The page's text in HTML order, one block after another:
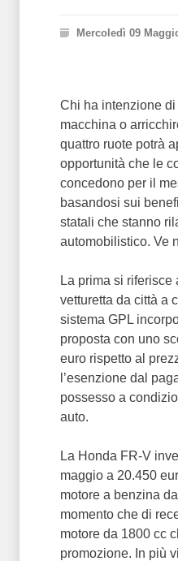
Mercoledì 09
Chi ha intenzione
macchina o
quattro ruote potrà
opportunità che le
concedono per il
basandosi sui
statali che stanno
automobilistico. Ve
La prima si
vetturetta da città a
sistema GPL
proposta con uno
euro rispetto al
l’esenzione dal
possesso a
auto.
La Honda FR-V
maggio a 20.450
motore a benzina
momento che di
motore da 1800 cc
promozione. In più